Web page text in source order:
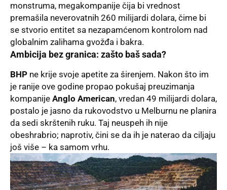
monstruma, megakompanije čija bi vrednost
premašila neverovatnih 260 milijardi dolara, čime bi
se stvorio entitet sa nezapamćenom kontrolom nad
globalnim zalihama gvožđa i bakra.
Ambicija bez granica: zašto baš sada?
BHP ne krije svoje apetite za širenjem. Nakon što im
je ranije ove godine propao pokušaj preuzimanja
kompanije Anglo American, vredan 49 milijardi dolara,
postalo je jasno da rukovodstvo u Melburnu ne planira
da sedi skrštenih ruku. Taj neuspeh ih nije
obeshrabrio; naprotiv, čini se da ih je naterao da ciljaju
još više – ka samom vrhu.